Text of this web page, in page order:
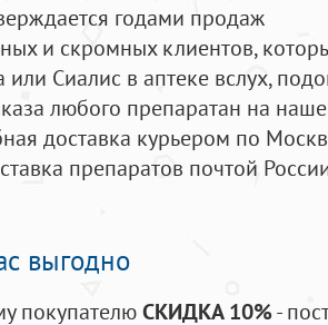
годами продаж
и скромных клиентов,
или Сиалис в аптеке вслух,
любого препаратан на
доставка курьером по
препаратов почтой
выгодно
покупателюСКИДКА 10%-